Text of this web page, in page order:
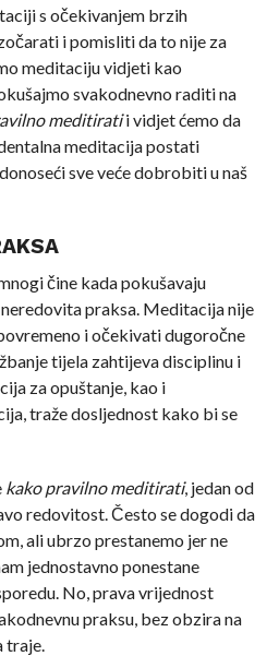
s očekivanjem brzih
i pomisliti da to nije za
meditaciju vidjeti kao
svakodnevno raditi na
meditiratii vidjet ćemo da
meditacija postati
sve veće dobrobiti u naš
čine kada pokušavaju
praksa. Meditacija nije
i očekivati dugoročne
tijela zahtijeva disciplinu i
za opuštanje, kao i
traže dosljednost kako bi se
kako pravilno meditirati, jedan od
redovitost. Često se dogodi da
ali ubrzo prestanemo jer ne
jednostavno ponestane
No, prava vrijednost
praksu, bez obzira na
traje.